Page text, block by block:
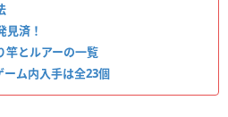
見済！
竿とルアーの一覧
ーム内入手は全23個